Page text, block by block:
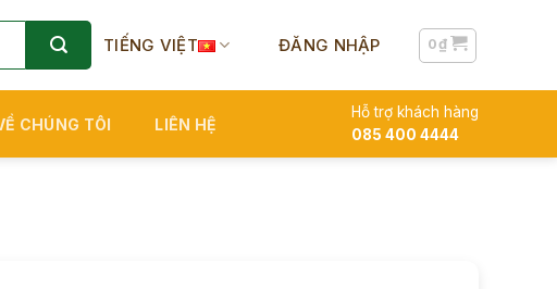
TIẾNG VIỆT ĐĂNG NHẬP 0₫
CHÚNG TÔI LIÊN HỆ
Hỗ trợ khách hàng
085 400 4444